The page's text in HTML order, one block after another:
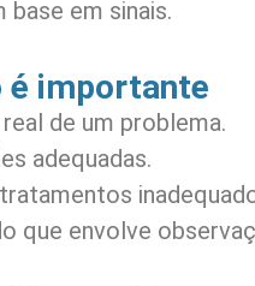
em sinais.
é importante
de um problema.
adequadas.
que envolve